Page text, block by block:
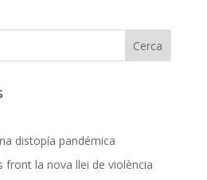
distopía pandémica
front la nova llei de violència